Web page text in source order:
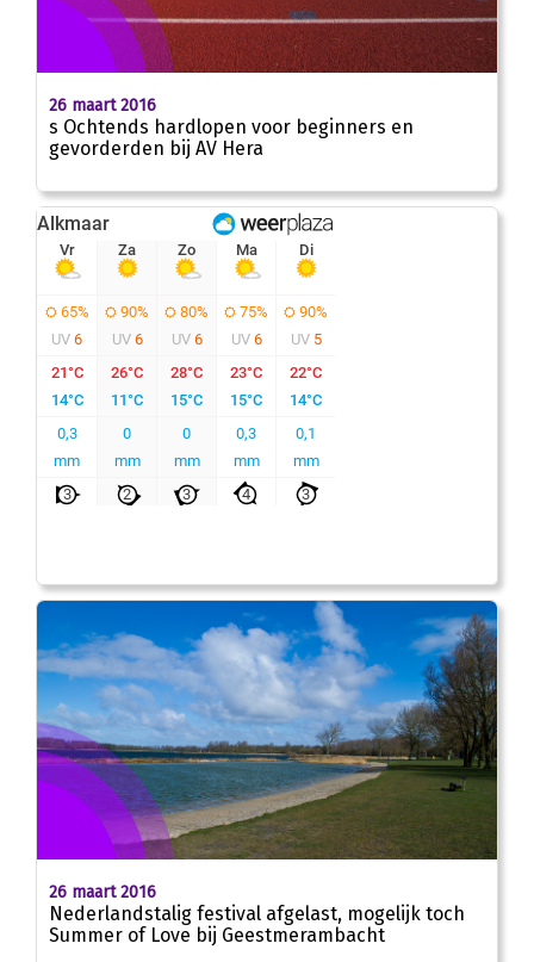
26 maart 2016
s Ochtends hardlopen voor beginners en
gevorderden bij AV Hera
26 maart 2016
Nederlandstalig festival afgelast, mogelijk toch
Summer of Love bij Geestmerambacht